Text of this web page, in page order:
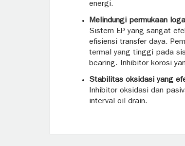
energi.
Melindungi permukaan
Sistem EP yang sangat
efisiensi transfer daya.
termal yang tinggi pada
bearing. Inhibitor korosi
Stabilitas oksidasi yang
Inhibitor oksidasi dan
interval oil drain.